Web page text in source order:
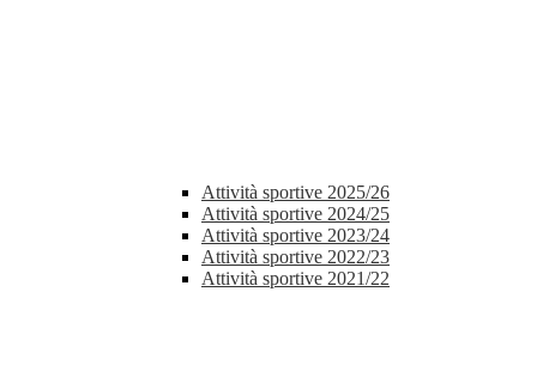
Attività sportive 2025/26
Attività sportive 2024/25
Attività sportive 2023/24
Attività sportive 2022/23
Attività sportive 2021/22